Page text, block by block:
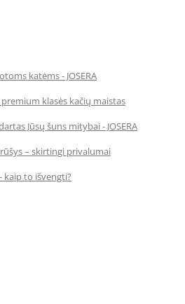
katėms - JOSERA
premium klasės kačių maistas
Jūsų šuns mitybai - JOSERA
– skirtingi privalumai
kaip to išvengti?